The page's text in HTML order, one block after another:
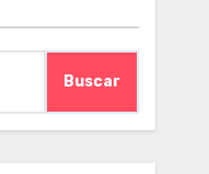
Buscar